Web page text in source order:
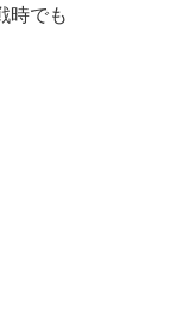
時でも